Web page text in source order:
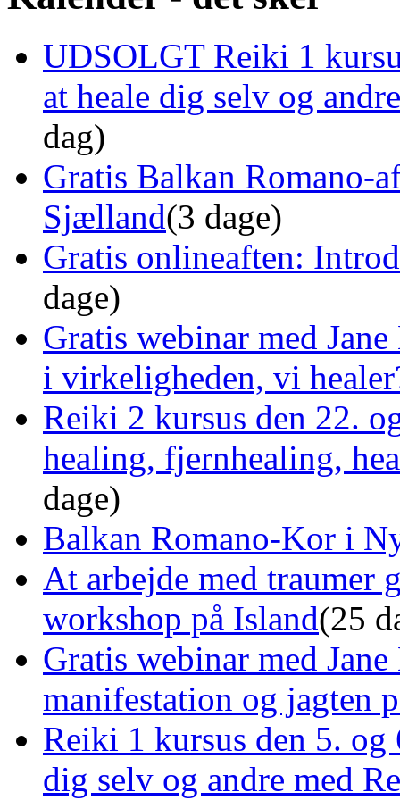
UDSOLGT Reiki 1
at heale dig selv og
dag)
Gratis Balkan Romano-
Sjælland(3 dage)
Gratis onlineaften:
dage)
Gratis webinar med
i virkeligheden, vi
Reiki 2 kursus den 22.
healing, fjernhealing,
dage)
Balkan Romano-Kor i
At arbejde med traumer
workshop på Island(25
Gratis webinar med
manifestation og jagten
Reiki 1 kursus den 5.
dig selv og andre med